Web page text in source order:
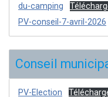
du-camping
PV-conseil-7-avril-2026
Conseil
PV-Election